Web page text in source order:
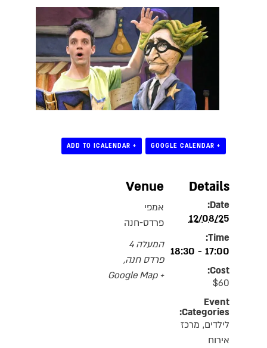
+ GOOGLE CALENDAR
+ ADD TO ICALENDAR
Details
Date:
12/08/25
Time:
17:00 - 18:30
Cost:
$60
Event
Categories:
לילדים, מרכז
אירוח
Venue
אמפי
פרדס-חנה
המעלה 4
פרדס חנה,
+ Google Map